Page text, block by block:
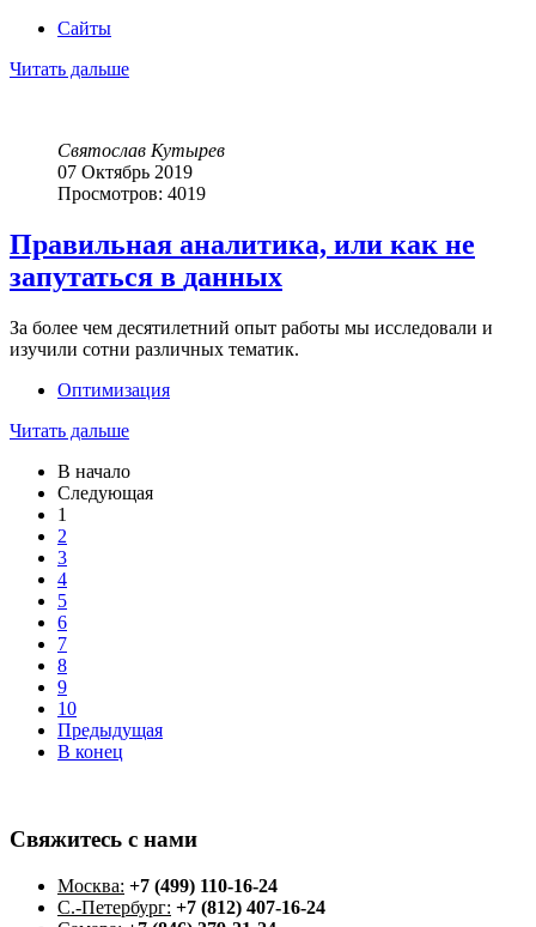
Сайты
Читать дальше
Святослав Кутырев
07 Октябрь 2019
Просмотров: 4019
Правильная аналитика, или как не
запутаться в данных
За более чем десятилетний опыт работы мы исследовали и
изучили сотни различных тематик.
Оптимизация
Читать дальше
В начало
Следующая
1
2
3
4
5
6
7
8
9
10
Предыдущая
В конец
Свяжитесь с нами
Москва: +7 (499) 110-16-24
С.-Петербург: +7 (812) 407-16-24